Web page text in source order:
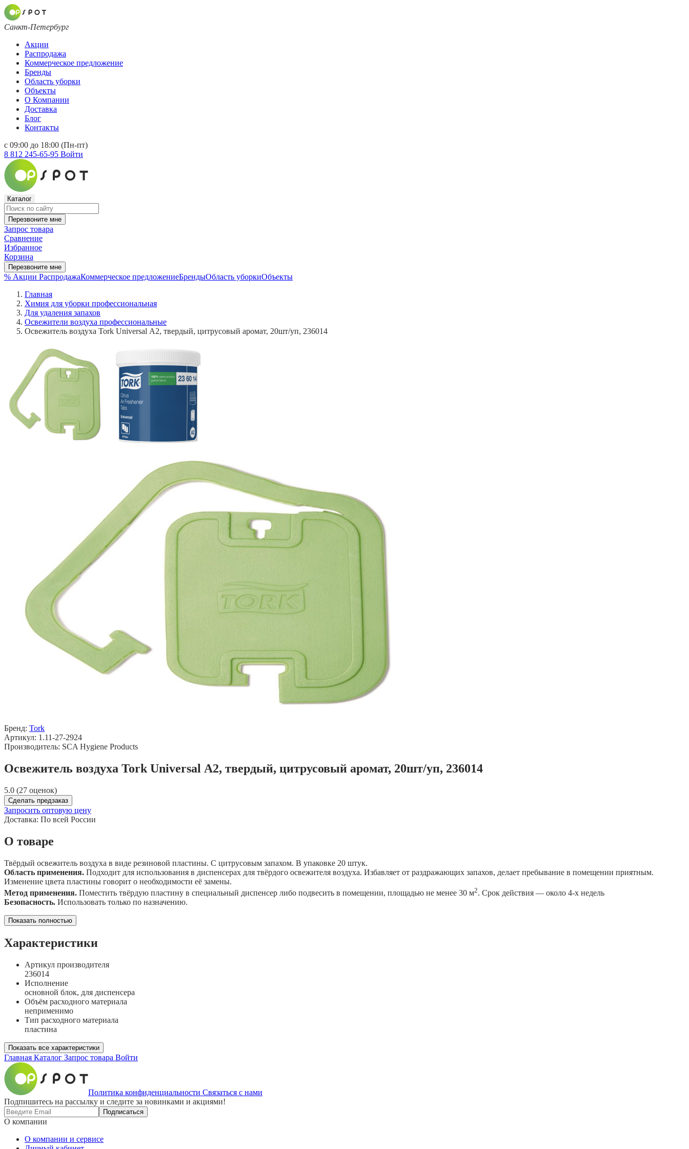
Санкт-Петербург
Акции
Распродажа
Коммерческое предложение
Бренды
Область уборки
Объекты
О Компании
Доставка
Блог
Контакты
с 09:00 до 18:00 (Пн-пт)
8 812 245-65-95 Войти
Каталог
Перезвоните мне
Запрос товара
Сравнение
Избранное
Корзина
Перезвоните мне
% Акции РаспродажаКоммерческое предложениеБрендыОбласть уборкиОбъекты
Главная
Химия для уборки профессиональная
Для удаления запахов
Освежители воздуха профессиональные
Освежитель воздуха Tork Universal А2, твердый, цитрусовый аромат, 20шт/уп, 236014
Бренд: Tork
Артикул: 1.11-27-2924
Производитель: SCA Hygiene Products
Освежитель воздуха Tork Universal А2, твердый, цитрусовый аромат, 20шт/уп, 236014
5.0 (27 оценок)
Сделать предзаказ
Запросить оптовую цену
Доставка: По всей России
О товаре
Твёрдый освежитель воздуха в виде резиновой пластины. С цитрусовым запахом. В упаковке 20 штук.
Область применения. Подходит для использования в диспенсерах для твёрдого освежителя воздуха. Избавляет от раздражающих запахов, делает пребывание в помещении приятным.
Изменение цвета пластины говорит о необходимости её замены.
Метод применения. Поместить твёрдую пластину в специальный диспенсер либо подвесить в помещении, площадью не менее 30 м2. Срок действия — около 4-х недель
Безопасность. Использовать только по назначению.
Показать полностью
Характеристики
Артикул производителя
236014
Исполнение
основной блок, для диспенсера
Объём расходного материала
неприменимо
Тип расходного материала
пластина
Показать все характеристики
Главная Каталог Запрос товара Войти
Политика конфиденциальности Связаться с нами
Подпишитесь на рассылку и следите за новинками и акциями!
Подписаться
О компании
О компании и сервисе